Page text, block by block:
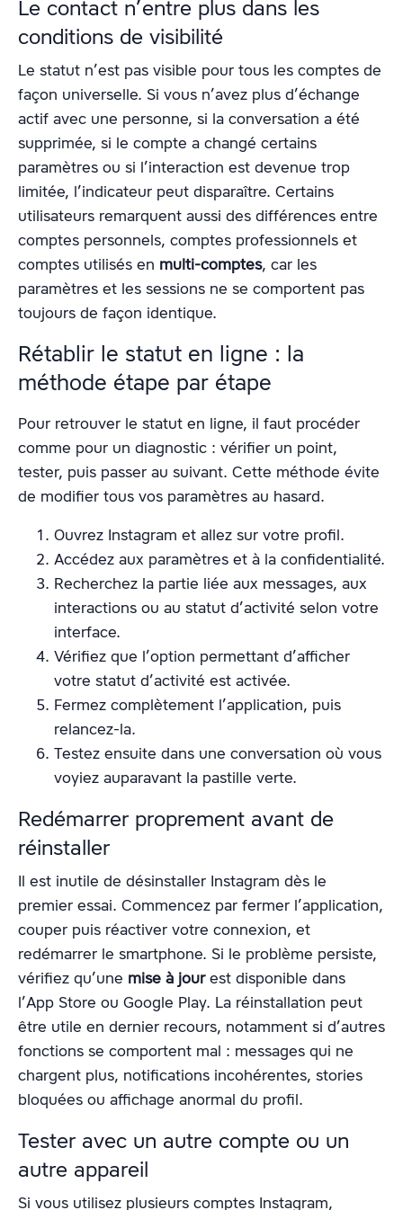
Le contact n’entre plus dans les
conditions de visibilité
Le statut n’est pas visible pour tous les comptes de
façon universelle. Si vous n’avez plus d’échange
actif avec une personne, si la conversation a été
supprimée, si le compte a changé certains
paramètres ou si l’interaction est devenue trop
limitée, l’indicateur peut disparaître. Certains
utilisateurs remarquent aussi des différences entre
comptes personnels, comptes professionnels et
comptes utilisés en multi-comptes, car les
paramètres et les sessions ne se comportent pas
toujours de façon identique.
Rétablir le statut en ligne : la
méthode étape par étape
Pour retrouver le statut en ligne, il faut procéder
comme pour un diagnostic : vérifier un point,
tester, puis passer au suivant. Cette méthode évite
de modifier tous vos paramètres au hasard.
Ouvrez Instagram et allez sur votre profil.
Accédez aux paramètres et à la confidentialité.
Recherchez la partie liée aux messages, aux
interactions ou au statut d’activité selon votre
interface.
Vérifiez que l’option permettant d’afficher
votre statut d’activité est activée.
Fermez complètement l’application, puis
relancez-la.
Testez ensuite dans une conversation où vous
voyiez auparavant la pastille verte.
Redémarrer proprement avant de
réinstaller
Il est inutile de désinstaller Instagram dès le
premier essai. Commencez par fermer l’application,
couper puis réactiver votre connexion, et
redémarrer le smartphone. Si le problème persiste,
vérifiez qu’une mise à jourest disponible dans
l’App Store ou Google Play. La réinstallation peut
être utile en dernier recours, notamment si d’autres
fonctions se comportent mal : messages qui ne
chargent plus, notifications incohérentes, stories
bloquées ou affichage anormal du profil.
Tester avec un autre compte ou un
autre appareil
Si vous utilisez plusieurs comptes Instagram,